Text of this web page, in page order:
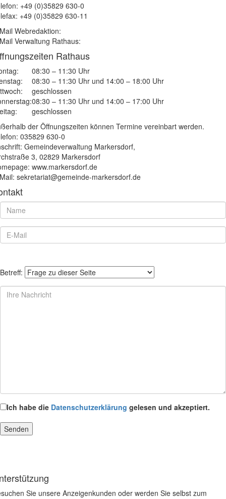
+49 (0)35829 630-0
+49 (0)35829 630-11
Webredaktion:
Verwaltung Rathaus:
Rathaus
08:30 – 11:30 Uhr
08:30 – 11:30 Uhr und 14:00 – 18:00 Uhr
geschlossen
08:30 – 11:30 Uhr und 14:00 – 17:00 Uhr
geschlossen
der Öffnungszeiten können Termine vereinbart werden.
035829 630-0
Gemeindeverwaltung Markersdorf,
3, 02829 Markersdorf
www.markersdorf.de
sekretariat@gemeinde-markersdorf.de
Betreff:
Ich habe die Datenschutzerklärung gelesen und akzeptiert.
Sie unsere Anzeigenkunden oder werden Sie selbst zum